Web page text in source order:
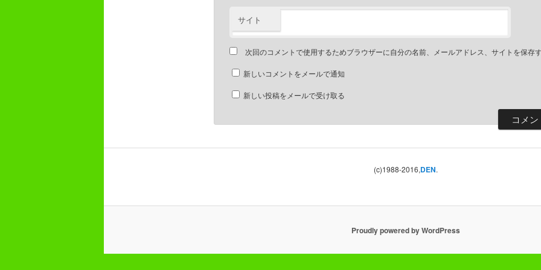
サイト
次回のコメントで使用するためブラウザーに自分の名前、メールアドレス、サイトを保存
新しいコメントをメールで通知
新しい投稿をメールで受け取る
(c)1988-2016,DEN.
Proudly powered by WordPress